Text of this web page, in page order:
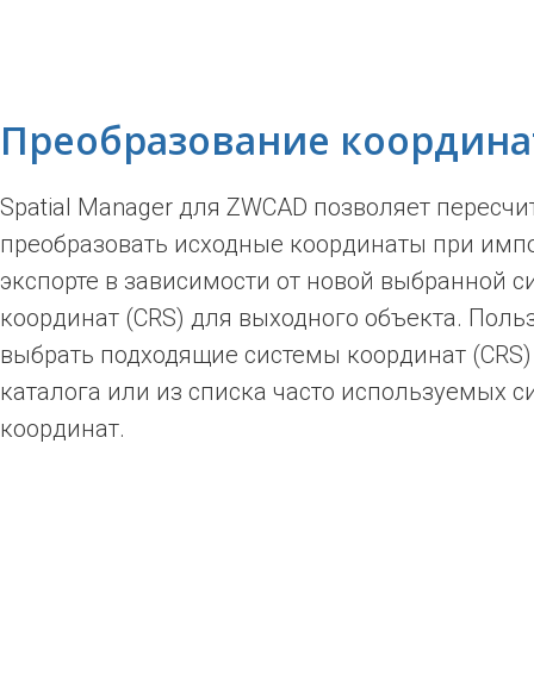
Преобразование
Spatial Manager для ZWCAD позволяет
преобразовать исходные координаты при
экспорте в зависимости от новой выбранной
координат (CRS) для выходного объекта.
выбрать подходящие системы координат
каталога или из списка часто используемых
координат.